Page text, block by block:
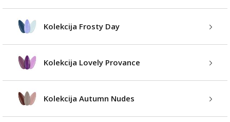
Kolekcija Frosty Day
Kolekcija Lovely Provance
Kolekcija Autumn Nudes